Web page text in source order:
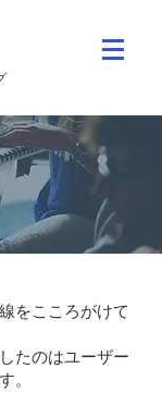
をこころがけて
たのはユーザー
。